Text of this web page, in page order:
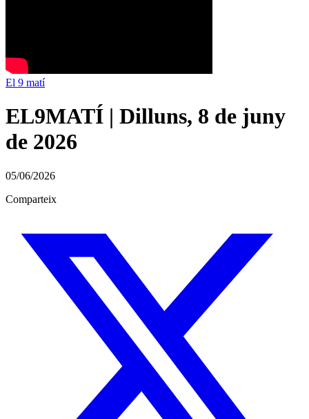
El 9 matí
EL9MATÍ | Dilluns, 8 de juny
de 2026
05/06/2026
Comparteix